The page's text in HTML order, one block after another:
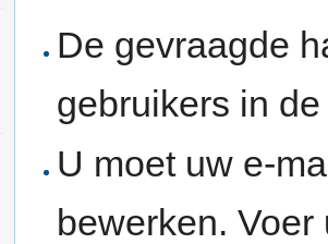
De gevraagde
gebruikers in
U moet uw e-
bewerken.